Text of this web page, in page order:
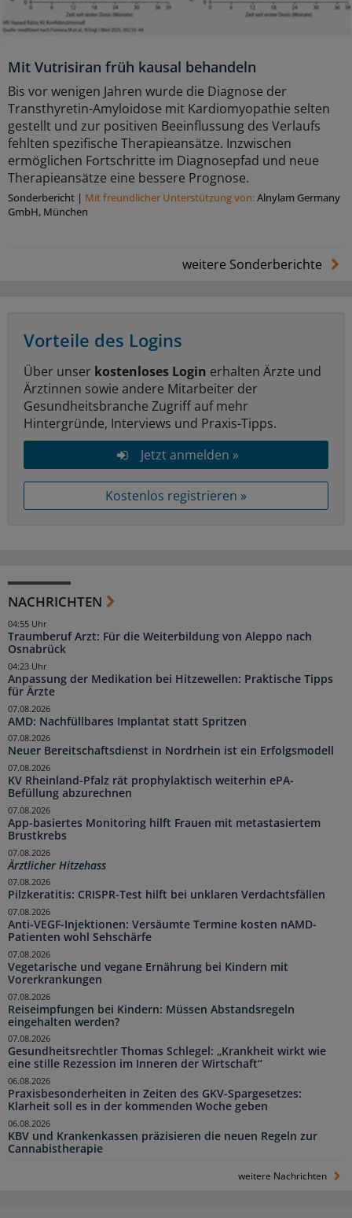
Mit Vutrisiran früh kausal behandeln
Bis vor wenigen Jahren wurde die Diagnose der
Transthyretin-Amyloidose mit Kardiomyopathie selten
gestellt und zur positiven Beeinflussung des Verlaufs
fehlten spezifische Therapieansätze. Inzwischen
ermöglichen Fortschritte im Diagnosepfad und neue
Therapieansätze eine bessere Prognose.
Sonderbericht | Mit freundlicher Unterstützung von:Alnylam Germany
GmbH, München
weitere Sonderberichte
Vorteile des Logins
Über unser kostenloses Login erhalten Ärzte und
Ärztinnen sowie andere Mitarbeiter der
Gesundheitsbranche Zugriff auf mehr
Hintergründe, Interviews und Praxis-Tipps.
Jetzt anmelden »
Kostenlos registrieren »
NACHRICHTEN
Traumberuf Arzt: Für die Weiterbildung von Aleppo nach
Osnabrück
04:55 Uhr
Anpassung der Medikation bei Hitzewellen: Praktische Tipps
für Ärzte
04:23 Uhr
AMD: Nachfüllbares Implantat statt Spritzen
07.08.2026
Neuer Bereitschaftsdienst in Nordrhein ist ein Erfolgsmodell
07.08.2026
KV Rheinland-Pfalz rät prophylaktisch weiterhin ePA-
Befüllung abzurechnen
07.08.2026
App-basiertes Monitoring hilft Frauen mit metastasiertem
Brustkrebs
07.08.2026
Ärztlicher Hitzehass
07.08.2026
Pilzkeratitis: CRISPR-Test hilft bei unklaren Verdachtsfällen
07.08.2026
Anti-VEGF-Injektionen: Versäumte Termine kosten nAMD-
Patienten wohl Sehschärfe
07.08.2026
Vegetarische und vegane Ernährung bei Kindern mit
Vorerkrankungen
07.08.2026
Reiseimpfungen bei Kindern: Müssen Abstandsregeln
eingehalten werden?
07.08.2026
Gesundheitsrechtler Thomas Schlegel: „Krankheit wirkt wie
eine stille Rezession im Inneren der Wirtschaft“
07.08.2026
Praxisbesonderheiten in Zeiten des GKV-Spargesetzes:
Klarheit soll es in der kommenden Woche geben
06.08.2026
KBV und Krankenkassen präzisieren die neuen Regeln zur
Cannabistherapie
06.08.2026
weitere Nachrichten